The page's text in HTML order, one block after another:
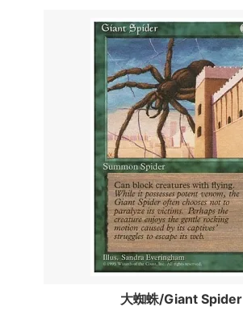
大蜘蛛/Giant Spider